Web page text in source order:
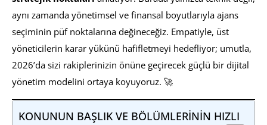
aynı zamanda yönetimsel ve finansal boyutlarıyla ajans
seçiminin püf noktalarına değineceğiz. Empatiyle, üst
yöneticilerin karar yükünü hafifletmeyi hedefliyor; umutla,
2026’da sizi rakiplerinizin önüne geçirecek güçlü bir dijital
yönetim modelini ortaya koyuyoruz. 🚀
KONUNUN BAŞLIK VE BÖLÜMLERİNİN HIZLI